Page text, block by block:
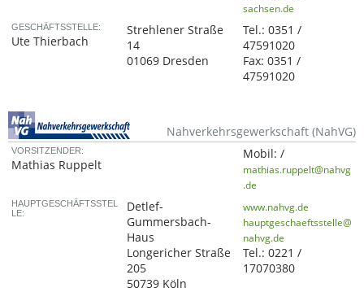
sachsen.de
GESCHÄFTSSTELLE:
Ute Thierbach
Strehlener Straße
14
01069 Dresden
Tel.:0351 /
47591020
Fax:0351 /
47591020
Nahverkehrsgewerkschaft (NahVG)
VORSITZENDER:
Mathias Ruppelt
Mobil:/
mathias.ruppelt@nahvg
.de
HAUPTGESCHÄFTSSTEL
LE:
Detlef-
Gummersbach-
Haus
Longericher Straße
205
50739 Köln
www.nahvg.de
hauptgeschaeftsstelle@
nahvg.de
Tel.:0221 /
17070380